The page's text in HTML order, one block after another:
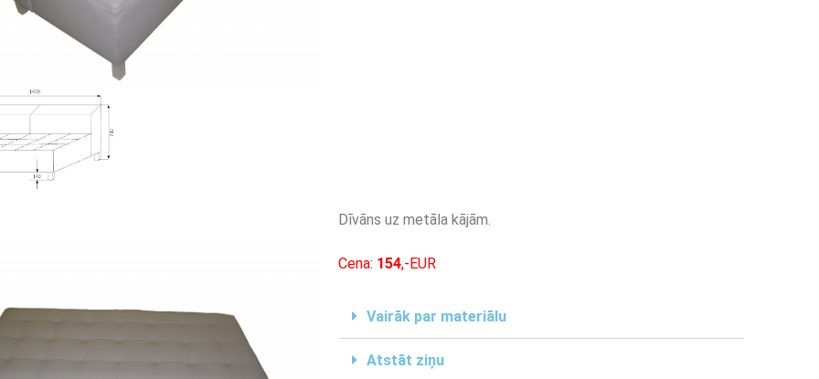
Dīvāns uz metāla kājām.
Cena: 154,-EUR
Vairāk par materiālu
Atstāt ziņu